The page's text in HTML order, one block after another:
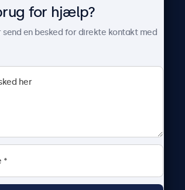
Om Beetronics
Arbejd hos os
for hjælp?
send en besked for direkte kontakt med